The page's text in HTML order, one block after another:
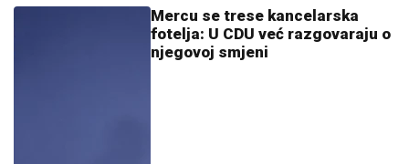
Mercu se trese kancelarska
fotelja: U CDU već razgovaraju o
njegovoj smjeni